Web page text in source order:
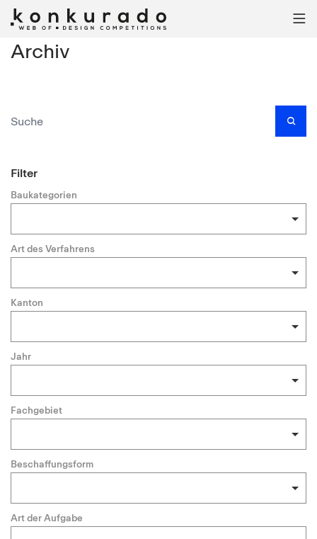

Archiv

Filter
Baukategorien
Art des Verfahrens
Kanton
Jahr
Fachgebiet
Beschaffungsform
Art der Aufgabe